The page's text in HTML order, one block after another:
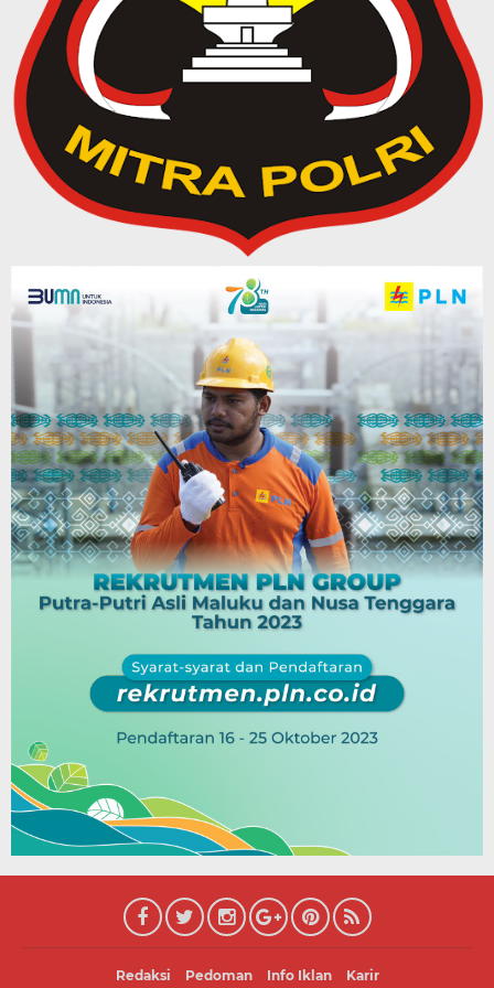
Redaksi Pedoman Info Iklan Karir